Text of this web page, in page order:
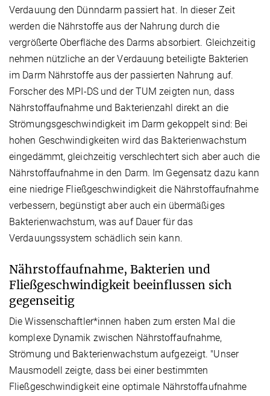
Verdauung den Dünndarm passiert hat. In dieser Zeit
werden die Nährstoffe aus der Nahrung durch die
vergrößerte Oberfläche des Darms absorbiert. Gleichzeitig
nehmen nützliche an der Verdauung beteiligte Bakterien
im Darm Nährstoffe aus der passierten Nahrung auf.
Forscher des MPI-DS und der TUM zeigten nun, dass
Nährstoffaufnahme und Bakterienzahl direkt an die
Strömungsgeschwindigkeit im Darm gekoppelt sind: Bei
hohen Geschwindigkeiten wird das Bakterienwachstum
eingedämmt, gleichzeitig verschlechtert sich aber auch die
Nährstoffaufnahme in den Darm. Im Gegensatz dazu kann
eine niedrige Fließgeschwindigkeit die Nährstoffaufnahme
verbessern, begünstigt aber auch ein übermäßiges
Bakterienwachstum, was auf Dauer für das
Verdauungssystem schädlich sein kann.
Nährstoffaufnahme, Bakterien und
Fließgeschwindigkeit beeinflussen sich
gegenseitig
Die Wissenschaftler*innen haben zum ersten Mal die
komplexe Dynamik zwischen Nährstoffaufnahme,
Strömung und Bakterienwachstum aufgezeigt. "Unser
Mausmodell zeigte, dass bei einer bestimmten
Fließgeschwindigkeit eine optimale Nährstoffaufnahme